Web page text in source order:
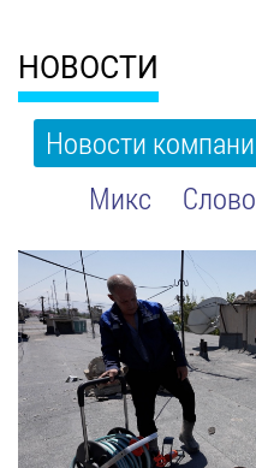
НОВОСТИ
Новости
Микс